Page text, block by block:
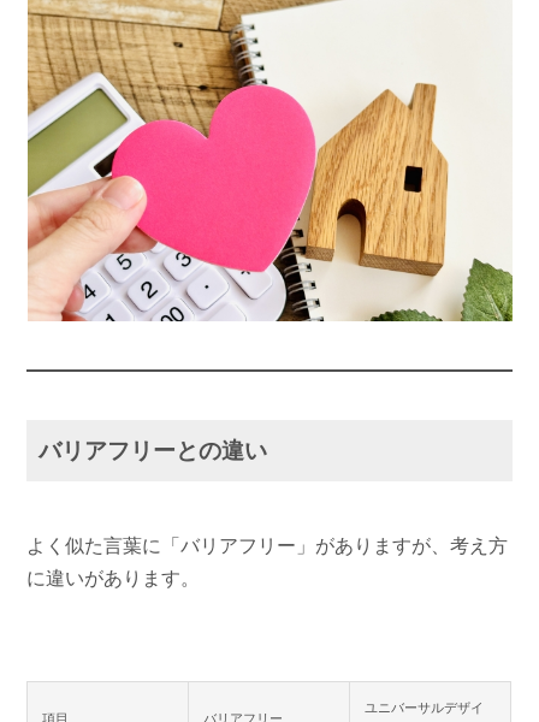
バリアフリーとの違い
よく似た言葉に「バリアフリー」がありますが、考え方
に違いがあります。
項目 バリアフリー
ユニバーサルデザイ